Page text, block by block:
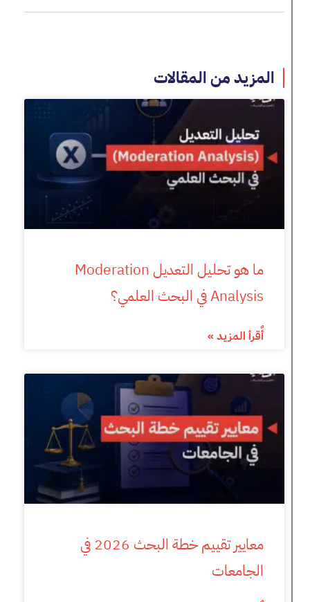
المزيد من المقالات
ما هو تحليل التعديل Moderation
Analysis في البحث العلمي؟
أٌقرأ المزيد »
معايير تقييم خطة البحث 2026 في
الجامعات